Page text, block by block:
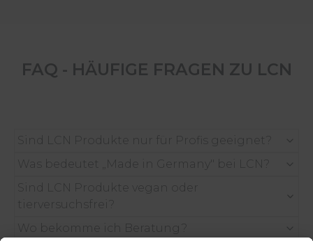
FAQ - HÄUFIGE FRAGEN ZU LCN
Sind LCN Produkte nur für Profis geeignet?
Was bedeutet „Made in Germany" bei LCN?
Sind LCN Produkte vegan oder
tierversuchsfrei?
Wo bekomme ich Beratung?